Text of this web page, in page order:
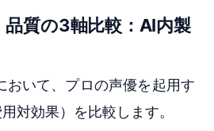
品質の3軸比較：AI内製
おいて、プロの声優を起用す
対効果）を比較します。